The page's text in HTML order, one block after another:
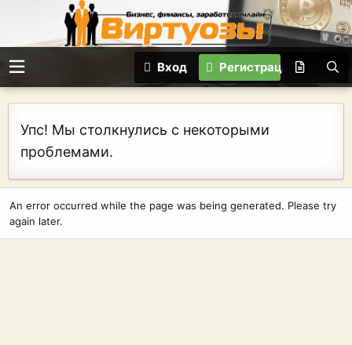
Вход Регистрация
Упс! Мы столкнулись с некоторыми
проблемами.
An error occurred while the page was being generated. Please try
again later.